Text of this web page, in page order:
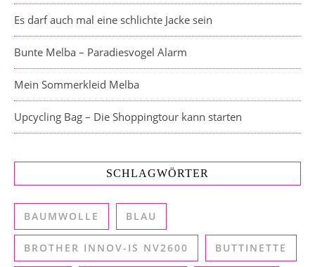
Es darf auch mal eine schlichte Jacke sein
Bunte Melba – Paradiesvogel Alarm
Mein Sommerkleid Melba
Upcycling Bag – Die Shoppingtour kann starten
SCHLAGWÖRTER
BAUMWOLLE BLAU
BROTHER INNOV-IS NV2600 BUTTINETTE